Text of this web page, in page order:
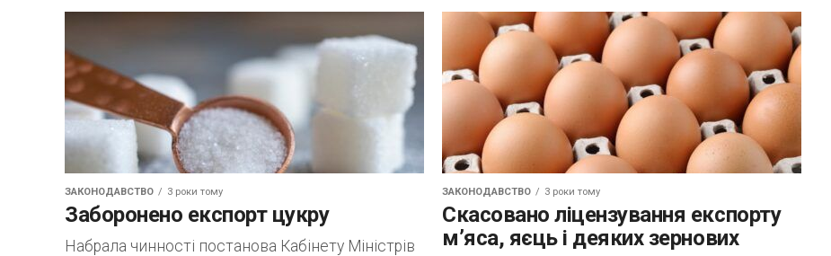
ЗАКОНОДАВСТВО 3 роки тому
Заборонено експорт цукру
Набрала чинності постанова Кабінету Міністрів
ЗАКОНОДАВСТВО 3 роки тому
Скасовано ліцензування експорту
м’яса, яєць і деяких зернових